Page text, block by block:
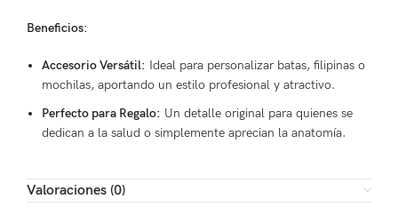
Beneficios:
Accesorio Versátil: Ideal para personalizar batas, filipinas o
mochilas, aportando un estilo profesional y atractivo.
Perfecto para Regalo: Un detalle original para quienes se
dedican a la salud o simplemente aprecian la anatomía.
Valoraciones (0)